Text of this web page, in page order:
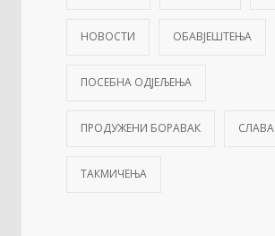
НОВОСТИ ОБАВЈЕШТЕЊА
ПОСЕБНА ОДЈЕЉЕЊА
ПРОДУЖЕНИ БОРАВАК СЛАВА
ТАКМИЧЕЊА